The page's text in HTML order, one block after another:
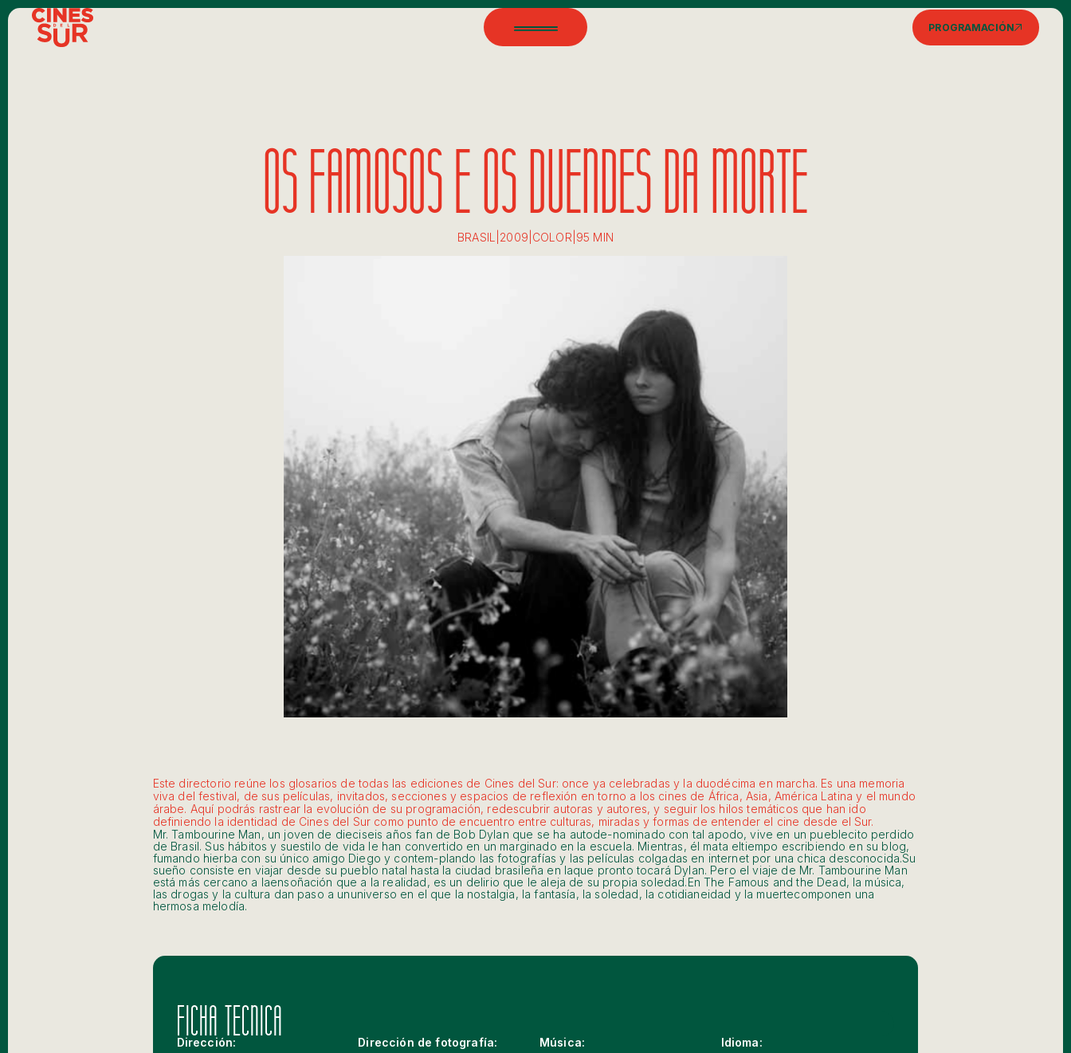
PROGRAMACIÓN
OS FAMOSOS E OS DUENDES DA MORTE
BRASIL 2009 COLOR 95 MIN
Este directorio reúne los glosarios de todas las ediciones de Cines del Sur: once ya celebradas y la duodécima en marcha. Es una memoria
viva del festival, de sus películas, invitados, secciones y espacios de reflexión en torno a los cines de África, Asia, América Latina y el mundo
árabe. Aquí podrás rastrear la evolución de su programación, redescubrir autoras y autores, y seguir los hilos temáticos que han ido
definiendo la identidad de Cines del Sur como punto de encuentro entre culturas, miradas y formas de entender el cine desde el Sur.
Mr. Tambourine Man, un joven de dieciseis años fan de Bob Dylan que se ha autode-nominado con tal apodo, vive en un pueblecito perdido
de Brasil. Sus hábitos y suestilo de vida le han convertido en un marginado en la escuela. Mientras, él mata eltiempo escribiendo en su blog,
fumando hierba con su único amigo Diego y contem-plando las fotografías y las películas colgadas en internet por una chica desconocida.Su
sueño consiste en viajar desde su pueblo natal hasta la ciudad brasileña en laque pronto tocará Dylan. Pero el viaje de Mr. Tambourine Man
está más cercano a laensoñación que a la realidad, es un delirio que le aleja de su propia soledad.En The Famous and the Dead, la música,
las drogas y la cultura dan paso a ununiverso en el que la nostalgia, la fantasía, la soledad, la cotidianeidad y la muertecomponen una
hermosa melodía.
FICHA TECNICA
Dirección:
Dirección de fotografía:
Música:
Idioma: